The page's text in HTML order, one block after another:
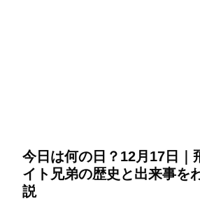
今日は何の日？12月17日｜
イト兄弟の歴史と出来事を
説